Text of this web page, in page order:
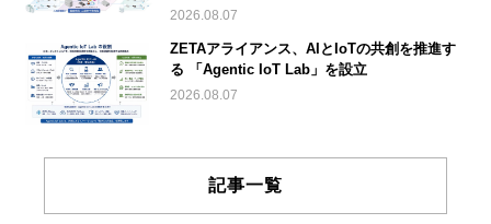
2026.08.07
ZETAアライアンス、AIとIoTの共創を推進す
る 「Agentic IoT Lab」を設立
2026.08.07
記事一覧